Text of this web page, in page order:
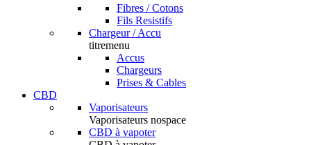
Fibres / Cotons
Fils Resistifs
Chargeur / Accu
titremenu
Accus
Chargeurs
Prises & Cables
CBD
Vaporisateurs
Vaporisateurs nospace
CBD à vapoter